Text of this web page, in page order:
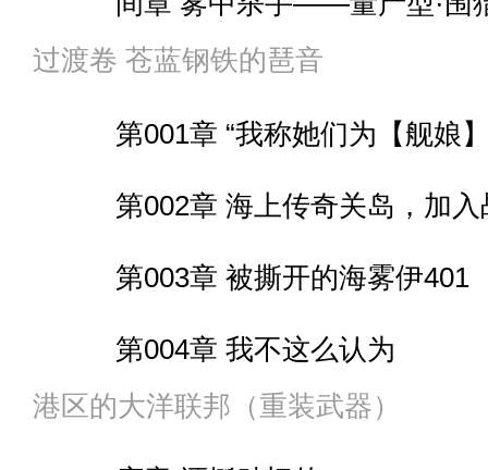
049 身体检查
050 我接受啦
051 时机不巧
052 梦境空间的“海啸”
053 间谍的通讯
054 一份拥抱
第031章 东北方的高能反
第032章 一桩好交易
第033章 席拉的身世
第034章 干枯的断臂
第035章 阿尔比恩的指引
第036章 林间晨光
第012章 亚利桑那手撕战
第013章 “你要海战？那
第014章 重樱神树大战吸
间章 鸦羽的异变
间章 鬼神一斩
第015章 “放马过来。”
第009章 “范海辛家的底蕴我
第003章 你连三只小黄鸡
第004章 将痛恨诅咒之
间章 天童菊之丞的末路
第005章 总裁马可·波罗
间章 马可波罗的建筑方案
过渡卷 苍蓝钢铁的琶音
第001章 “我称她们为【舰娘
第002章 海上传奇关岛，加
第003章 被撕开的海雾伊401
第004章 我不这么认为
第005章 俘虏海雾高雄与狙击
港区的大洋联邦（重装武器）